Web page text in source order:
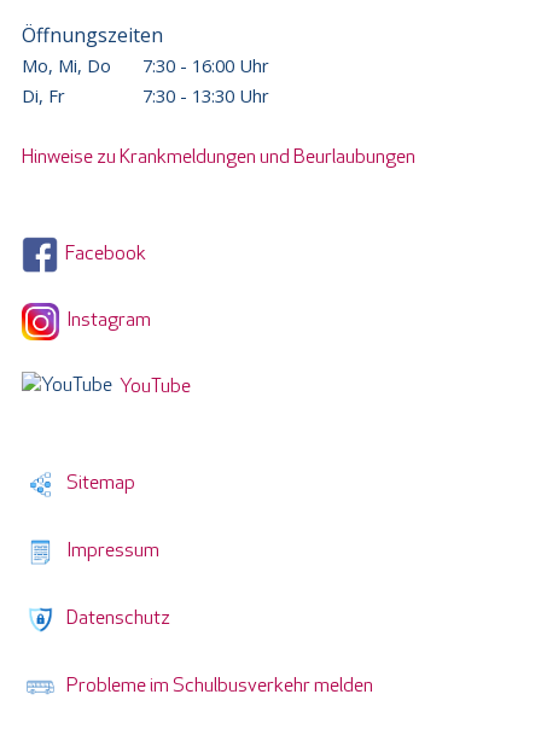
Öffnungszeiten
Mo, Mi, Do
7:30 - 16:00 Uhr
Di, Fr
7:30 - 13:30 Uhr
Hinweise zu Krankmeldungen und Beurlaubungen
Facebook
Instagram
YouTube
Sitemap
Impressum
Datenschutz
Probleme im Schulbusverkehr melden